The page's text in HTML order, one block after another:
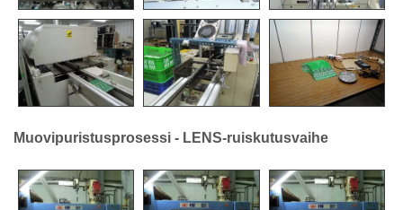
Muovipuristusprosessi - LENS-ruiskutusvaihe